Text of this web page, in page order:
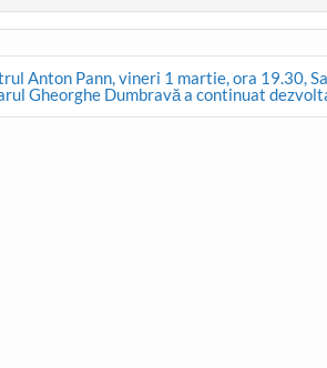
Anton Pann, vineri 1 martie, ora 19.30,
Gheorghe Dumbravă a continuat